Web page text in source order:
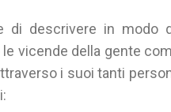
di descrivere in modo
vicende della gente
i suoi tanti